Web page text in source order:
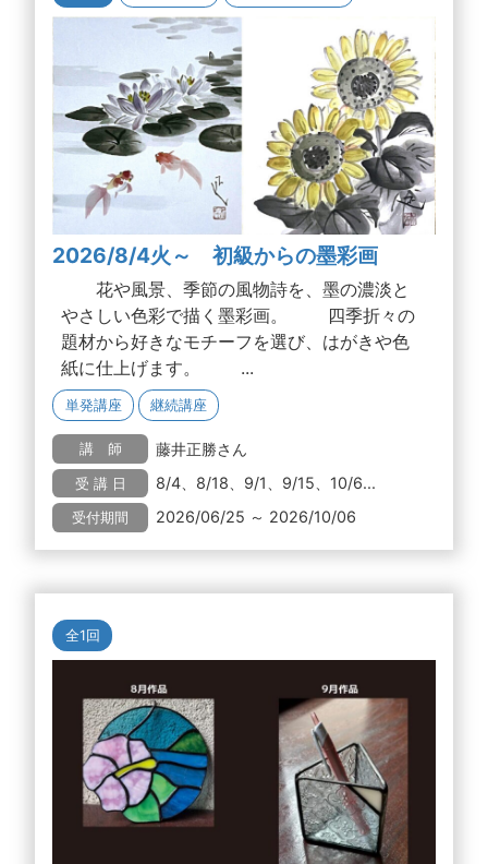
2026/8/4火～ 初級からの墨彩画
花や風景、季節の風物詩を、墨の濃淡と
やさしい色彩で描く墨彩画。 四季折々の
題材から好きなモチーフを選び、はがきや色
紙に仕上げます。 ...
単発講座 継続講座
講 師 藤井正勝さん
受 講 日 8/4、8/18、9/1、9/15、10/6...
受付期間 2026/06/25 ～ 2026/10/06
全1回